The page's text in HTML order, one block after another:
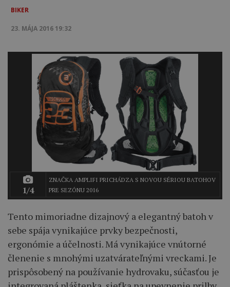
BIKER
23. MÁJA 2016 19:32
1/4
ZNAČKA AMPLIFI PRICHÁDZA S NOVOU SÉRIOU BATOHOV
PRE SEZÓNU 2016
Tento mimoriadne dizajnový a elegantný batoh v
sebe spája vynikajúce prvky bezpečnosti,
ergonómie a účelnosti. Má vynikajúce vnútorné
členenie s mnohými uzatvárateľnými vreckami. Je
prispôsobený na používanie hydrovaku, súčasťou je